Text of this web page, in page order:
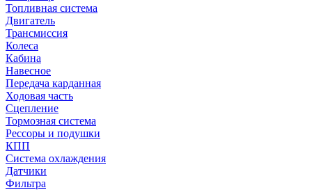
Топливная система
Двигатель
Трансмиссия
Колеса
Кабина
Навесное
Передача карданная
Ходовая часть
Сцепление
Тормозная система
Рессоры и подушки
КПП
Система охлаждения
Датчики
Фильтра